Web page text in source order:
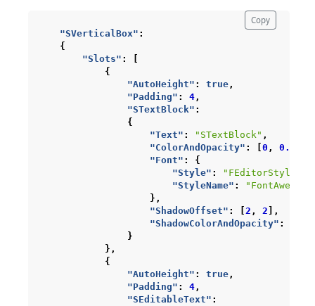
"SVerticalBox" :
{
"Slots" :
{
"AutoHeight" : true,
"Padding" : 4,
"STextBlock" :
{
"Text" : "STextBlock" ,
"ColorAndOpacity" : 0 , 0.5
"Font" :
{
"Style" : "FEditorStyle"
"StyleName" :
},
"ShadowOffset" : 2 , 2 ],
"ShadowColorAndOpacity" :
}
},
{
"AutoHeight" : true,
"Padding" : 4,
"SEditableText" :
Copy